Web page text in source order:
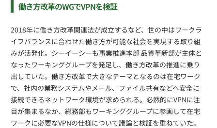
働き方改革のWGでVPNを検証
2018年に働き方改革関連法が成立するなど、世の中はワークラ
イフバランスに合わせた働き方が可能な社会を実現する取り組
みが活発化。シーイーシーも事業推進本部 品質革新部が主体と
なったワーキンググループを発足し、働き方改革の推進に乗り
出していた。働き方改革で大きなテーマとなるのは在宅ワーク
で、社内の業務システムやメール、ファイル共有などへ安全に
接続できるネットワーク環境が求められる。必然的にVPNに注
目が集まるなか、総務部もワーキンググループに参画して在宅
ワークに必要なVPNの仕様について議論と検証を重ねていた。